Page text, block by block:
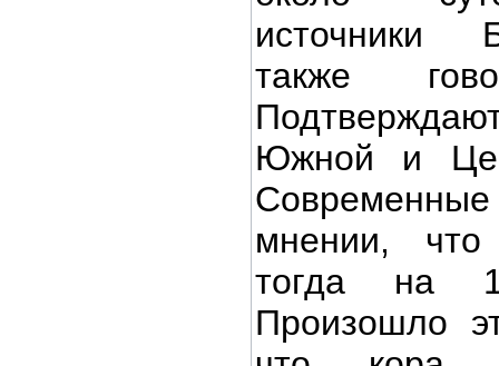
источники
также
Южной и
Современные
мнении, что
тогда на
Произошло